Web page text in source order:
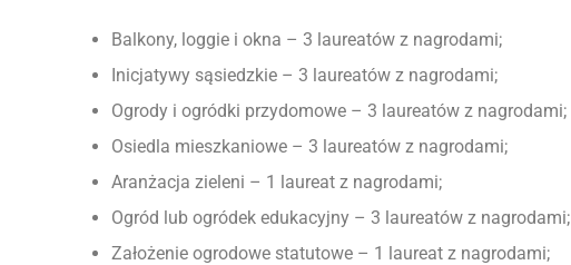
Balkony, loggie i okna – 3 laureatów z nagrodami;
Inicjatywy sąsiedzkie – 3 laureatów z nagrodami;
Ogrody i ogródki przydomowe – 3 laureatów z nagrodami;
Osiedla mieszkaniowe – 3 laureatów z nagrodami;
Aranżacja zieleni – 1 laureat z nagrodami;
Ogród lub ogródek edukacyjny – 3 laureatów z nagrodami;
Założenie ogrodowe statutowe – 1 laureat z nagrodami;